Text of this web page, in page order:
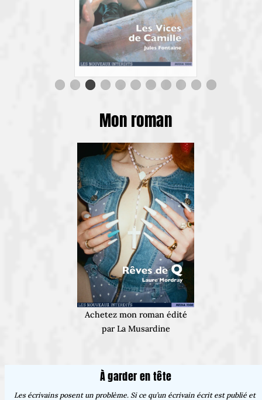
Mon roman
Achetez mon roman édité
par La Musardine
À garder en tête
Les écrivains posent un problème. Si ce qu’un écrivain écrit est publié et